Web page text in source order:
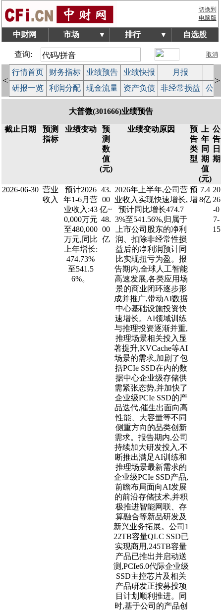
切换到
电脑版
中财网 市场 ▼ 排行 ▼ 自选股
查询: 取消
<
行情首页 财务指标 业绩预告 业绩快报 月报
研报一览
利润分配 现金流量 资产负债 非经常损益 公
>
大普微(301666)业绩预告
截止日期
预测
指标
业绩变动
预
测
数
值
(元)
业绩变动原因
预
告
类
型
上
年
同
期
值
(元)
公
告
日
期
2026-06-30 营业
收入
预计2026
年1-6月营
业收入:43
0,000万元
至480,000
万元,同比
上年增长:
474.73%
至541.5
6%。
43.
00
亿~
48.
00
亿
2026年上半年,公司营
业收入实现快速增长,
预计同比增长474.7
3%至541.56%,归属于
上市公司股东的净利
润、扣除非经常性损
益后的净利润预计同
比实现扭亏为盈。报
告期内,全球人工智能
高速发展,各类应用场
景的商业闭环逐步形
成并推广,带动AI数据
中心基础设施投资快
速增长。AI领域训练
与推理投资逐渐并重,
推理场景相关投入显
著提升,KVCache等AI
场景的需求,加剧了包
括PCIe SSD在内的数
据中心企业级存储供
需紧张态势,并加快了
企业级PCIe SSD的产
品迭代,催生出面向高
性能、大容量等不同
侧重方向的品类创新
需求。报告期内,公司
持续加大研发投入,不
断推出满足AI训练和
推理场景最新需求的
企业级PCIe SSD产品,
前瞻布局面向AI发展
的前沿存储技术,并积
极推进智能网联、存
算融合等新品研发及
新兴业务拓展。公司1
22TB容量QLC SSD已
实现商用,245TB容量
产品已推出并启动送
测,PCIe6.0代际企业级
SSD主控芯片及相关
产品研发正按募投项
目计划顺利推进。同
时,基于公司的产品创
预
增
7.4
8亿
20
26
-0
7-
15